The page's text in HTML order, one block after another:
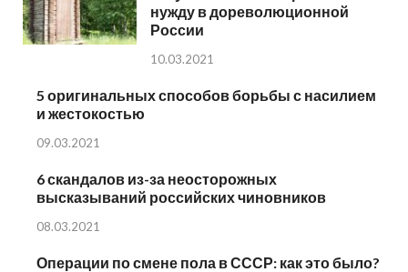
нужду в дореволюционной
России
10.03.2021
5 оригинальных способов борьбы с насилием
и жестокостью
09.03.2021
6 скандалов из-за неосторожных
высказываний российских чиновников
08.03.2021
Операции по смене пола в СССР: как это было?